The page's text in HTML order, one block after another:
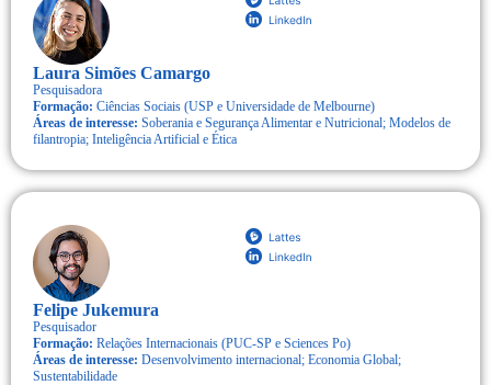
Laura Simões Camargo
Pesquisadora
Formação: Ciências Sociais (USP e Universidade de Melbourne)
Áreas de interesse: Soberania e Segurança Alimentar e Nutricional; Modelos de
filantropia; Inteligência Artificial e Ética
Felipe Jukemura
Pesquisador
Formação: Relações Internacionais (PUC-SP e Sciences Po)
Áreas de interesse: Desenvolvimento internacional; Economia Global;
Sustentabilidade